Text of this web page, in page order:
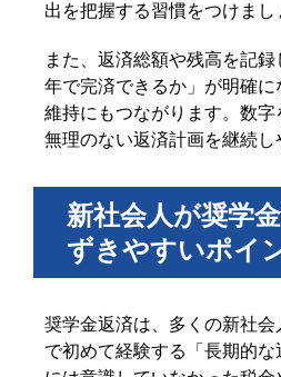
出を把握する習慣をつけまし
また、返済総額や残高を記
年で完済できるか」が明確
維持にもつながります。数字
無理のない返済計画を継続し
新社会人が奨学
ずきやすいポイ
奨学金返済は、多くの新社
で初めて経験する「長期的